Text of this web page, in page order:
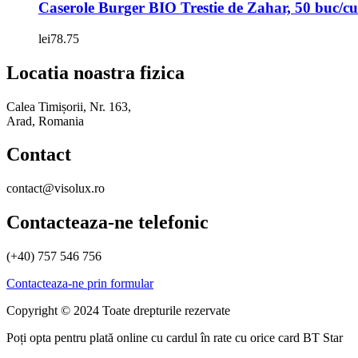
Caserole Burger BIO Trestie de Zahar, 50 buc/
lei78.75
Locatia noastra fizica
Calea Timișorii, Nr. 163,
Arad, Romania
Contact
contact@visolux.ro
Contacteaza-ne telefonic
(+40) 757 546 756
Contacteaza-ne prin formular
Copyright © 2024 Toate drepturile rezervate
Poți opta pentru plată online cu cardul în rate cu orice card BT Star